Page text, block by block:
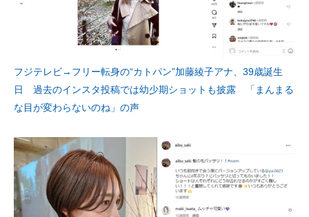
フジテレビ→フリー転身の“カトパン”加藤綾子アナ、39歳誕生
日 過去のインスタ投稿では幼少期ショットも披露 「まんまる
な目が変わらないのね」の声